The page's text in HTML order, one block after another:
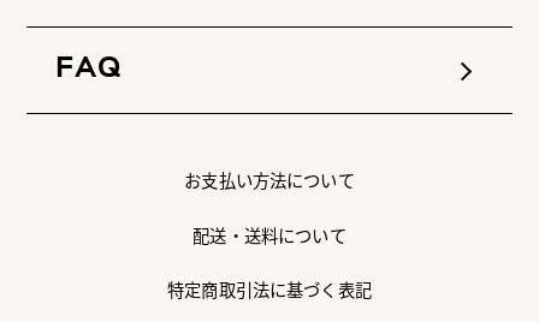
FAQ
お支払い方法について
配送・送料について
特定商取引法に基づく表記